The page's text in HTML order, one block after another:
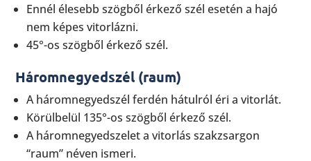
Ennél élesebb szögből érkező szél esetén a hajó
nem képes vitorlázni.
45°-os szögből érkező szél.
Háromnegyedszél (raum)
A háromnegyedszél ferdén hátulról éri a vitorlát.
Körülbelül 135°-os szögből érkező szél.
A háromnegyedszelet a vitorlás szakzsargon
“raum” néven ismeri.